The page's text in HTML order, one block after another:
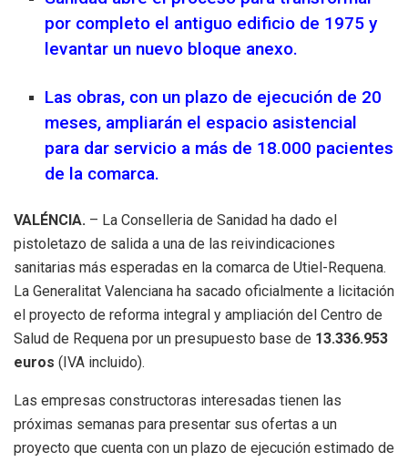
por completo el antiguo edificio de 1975 y
levantar un nuevo bloque anexo.
Las obras, con un plazo de ejecución de 20
meses, ampliarán el espacio asistencial
para dar servicio a más de 18.000 pacientes
de la comarca.
VALÉNCIA. – La Conselleria de Sanidad ha dado el
pistoletazo de salida a una de las reivindicaciones
sanitarias más esperadas en la comarca de Utiel-Requena.
La Generalitat Valenciana ha sacado oficialmente a licitación
el proyecto de reforma integral y ampliación del Centro de
Salud de Requena por un presupuesto base de 13.336.953
euros (IVA incluido).
Las empresas constructoras interesadas tienen las
próximas semanas para presentar sus ofertas a un
proyecto que cuenta con un plazo de ejecución estimado de